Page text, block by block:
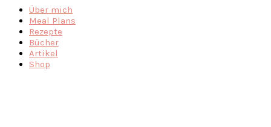
Über mich
Meal Plans
Rezepte
Bücher
Artikel
Shop